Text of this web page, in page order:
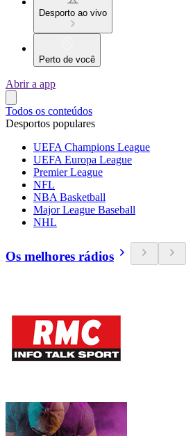
Desporto ao vivo
Perto de você
Abrir a app
Todos os conteúdos
Desportos populares
UEFA Champions League
UEFA Europa League
Premier League
NFL
NBA Basketball
Major League Baseball
NHL
Os melhores rádios